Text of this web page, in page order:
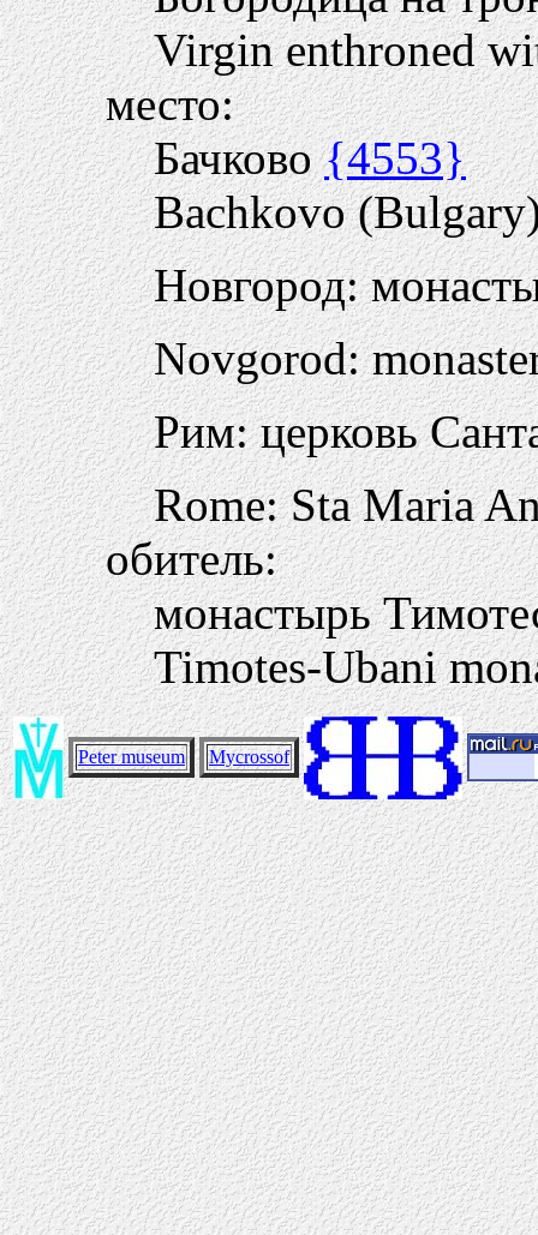
Virgin enthroned
место:
Бачково{4553}
Bachkovo
Новгород:
Novgorod:
Рим: церковь
Rome: Sta Maria
обитель:
монастырь
Timotes-Ubani
Peter museum Mycrossof